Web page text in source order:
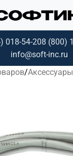
018-54-208 (800)
info@soft-inc.ru